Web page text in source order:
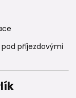
příjezdovými